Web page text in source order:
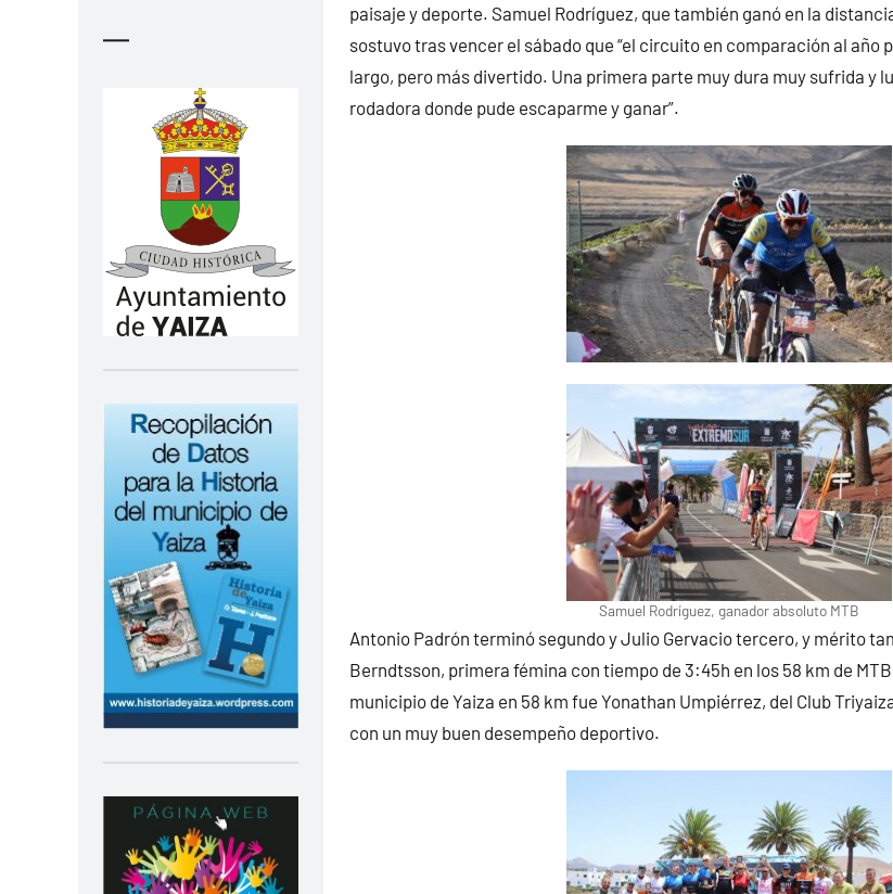
—
paisaje y deporte. Samuel Rodríguez, que también ganó en la
sostuvo tras vencer el sábado que “el circuito en comparación al año
largo, pero más divertido. Una primera parte muy dura muy sufrida y
rodadora donde pude escaparme y ganar”.
Samuel Rodríguez, ganador absoluto MTB
Antonio Padrón terminó segundo y Julio Gervacio tercero, y mérito
Berndtsson, primera fémina con tiempo de 3:45h en los 58 km de
municipio de Yaiza en 58 km fue Yonathan Umpiérrez, del Club
con un muy buen desempeño deportivo.